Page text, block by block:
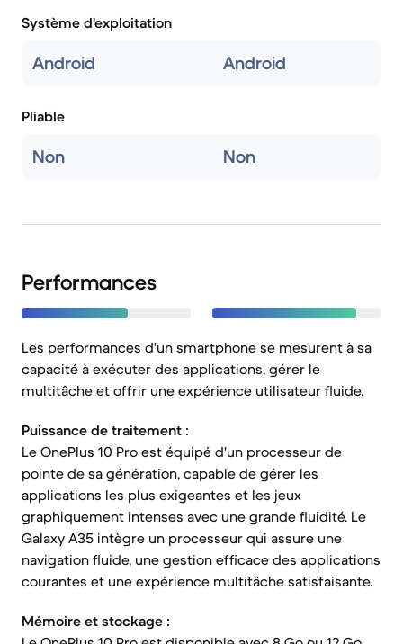
Système d'exploitation
Android Android
Pliable
Non Non
Performances
Les performances d'un smartphone se mesurent à sa
capacité à exécuter des applications, gérer le
multitâche et offrir une expérience utilisateur fluide.
Puissance de traitement :
Le OnePlus 10 Pro est équipé d'un processeur de
pointe de sa génération, capable de gérer les
applications les plus exigeantes et les jeux
graphiquement intenses avec une grande fluidité. Le
Galaxy A35 intègre un processeur qui assure une
navigation fluide, une gestion efficace des applications
courantes et une expérience multitâche satisfaisante.
Mémoire et stockage :